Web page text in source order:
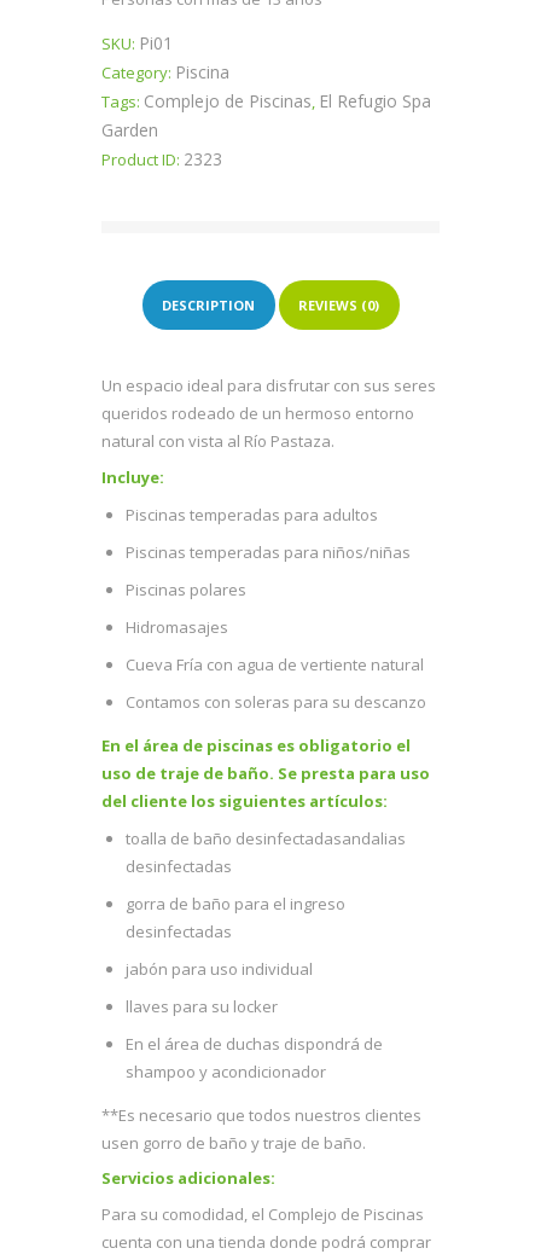
SKU: Pi01
Category: Piscina
Tags: Complejo de Piscinas, El Refugio Spa
Garden
Product ID: 2323
DESCRIPTION REVIEWS (0)
Un espacio ideal para disfrutar con sus seres
queridos rodeado de un hermoso entorno
natural con vista al Río Pastaza.
Incluye:
Piscinas temperadas para adultos
Piscinas temperadas para niños/niñas
Piscinas polares
Hidromasajes
Cueva Fría con agua de vertiente natural
Contamos con soleras para su descanzo
En el área de piscinas es obligatorio el
uso de traje de baño. Se presta para uso
del cliente los siguientes artículos:
toalla de baño desinfectadasandalias
desinfectadas
gorra de baño para el ingreso
desinfectadas
jabón para uso individual
llaves para su locker
En el área de duchas dispondrá de
shampoo y acondicionador
**Es necesario que todos nuestros clientes
usen gorro de baño y traje de baño.
Servicios adicionales:
Para su comodidad, el Complejo de Piscinas
cuenta con una tienda donde podrá comprar